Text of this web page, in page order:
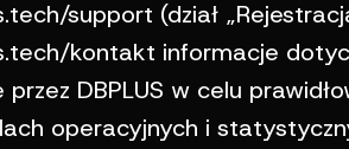
support (dział
kontakt informacje
DBPLUS w celu
operacyjnych i